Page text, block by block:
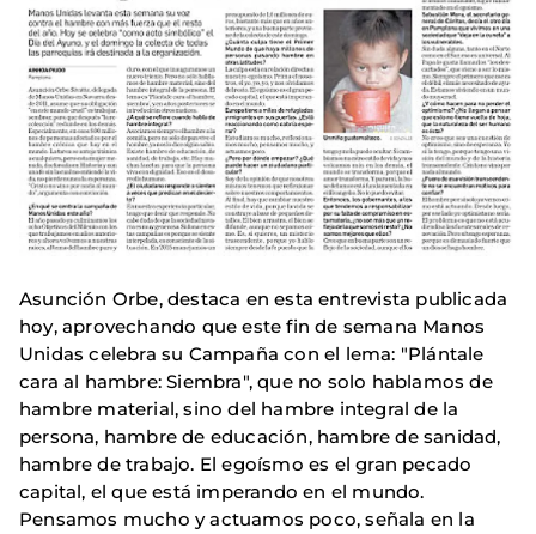
Asunción Orbe, destaca en esta entrevista publicada
hoy, aprovechando que este fin de semana Manos
Unidas celebra su Campaña con el lema: "Plántale
cara al hambre: Siembra", que no solo hablamos de
hambre material, sino del hambre integral de la
persona, hambre de educación, hambre de sanidad,
hambre de trabajo. El egoísmo es el gran pecado
capital, el que está imperando en el mundo.
Pensamos mucho y actuamos poco, señala en la